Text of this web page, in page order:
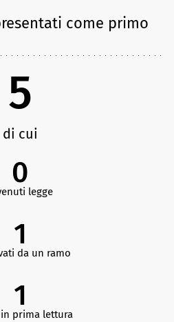
come primo
5
di cui
0
legge
1
da un ramo
1
in prima lettura